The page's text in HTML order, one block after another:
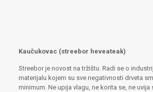
Kaučukovac (streebor heveateak)
Streebor je novost na tržištu. Radi se o
materijalu kojem su sve negativnosti drveta
minimum. Ne upija vlagu, ne korita se, ne uvija